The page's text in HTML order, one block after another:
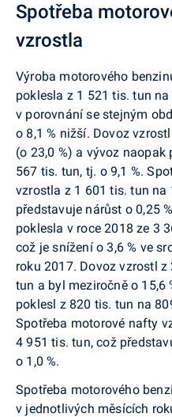
Spotřeba
vzrostla
Výroba motorového
poklesla z 1 521 tis. tun
v porovnání se stejným
o 8,1 % nižší. Dovoz
(o 23,0 %) a vývoz
567 tis. tun, tj. o 9,1 %.
vzrostla z 1 601 tis. tun na
představuje nárůst o 0,25
poklesla v roce 2018 ze 3
což je snížení o 3,6 % ve
roku 2017. Dovoz vzrostl
tun a byl meziročně o 15,6
poklesl z 820 tis. tun na
Spotřeba motorové nafty
4 951 tis. tun, což
o 1,0 %.
Spotřeba motorového
v jednotlivých měsících